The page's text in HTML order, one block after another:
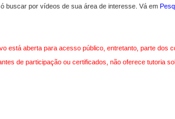
buscar por vídeos de sua área de interesse. Vá em
está aberta para acesso público, entretanto, parte dos
de participação ou certificados, não oferece tutoria